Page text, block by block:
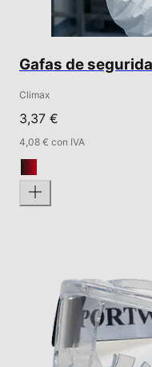
Gafas de
Climax
3,37 €
4,08 € con IVA